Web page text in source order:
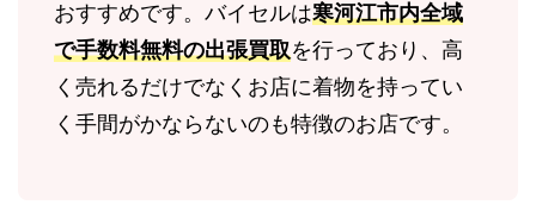
おすすめです。バイセルは寒河江市内全域
で手数料無料の出張買取を行っており、高
く売れるだけでなくお店に着物を持ってい
く手間がかならないのも特徴のお店です。